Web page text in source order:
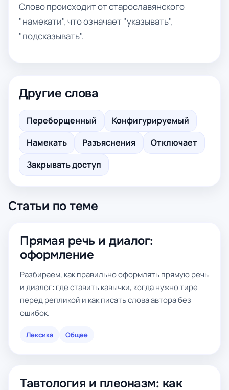
Слово происходит от старославянского
"намекати", что означает "указывать",
"подсказывать".
Другие слова
Переборщенный
Конфигурируемый
Намекать
Разъяснения
Отключает
Закрывать доступ
Статьи по теме
Прямая речь и диалог:
оформление
Разбираем, как правильно оформлять прямую речь
и диалог: где ставить кавычки, когда нужно тире
перед репликой и как писать слова автора без
ошибок.
Лексика Общее
Тавтология и плеоназм: как